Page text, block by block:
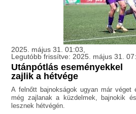
2025. május 31. 01:03,
Legutóbb frissítve: 2025. május 31.
Utánpótlás eseményekkel
zajlik a hétvége
A felnőtt bajnokságok ugyan már véget
még zajlanak a küzdelmek, bajnokik
lesznek hétvégén.